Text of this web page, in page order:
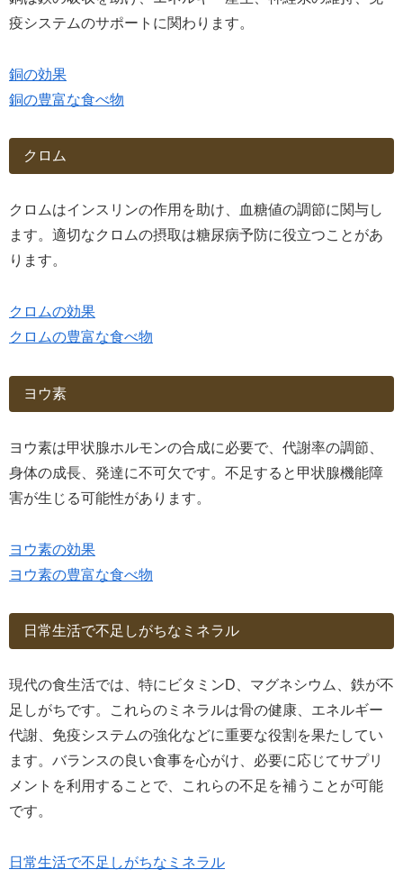
疫システムのサポートに関わります。
銅の効果
銅の豊富な食べ物
クロム
クロムはインスリンの作用を助け、血糖値の調節に関与し
ます。適切なクロムの摂取は糖尿病予防に役立つことがあ
ります。
クロムの効果
クロムの豊富な食べ物
ヨウ素
ヨウ素は甲状腺ホルモンの合成に必要で、代謝率の調節、
身体の成長、発達に不可欠です。不足すると甲状腺機能障
害が生じる可能性があります。
ヨウ素の効果
ヨウ素の豊富な食べ物
日常生活で不足しがちなミネラル
現代の食生活では、特にビタミンD、マグネシウム、鉄が不
足しがちです。これらのミネラルは骨の健康、エネルギー
代謝、免疫システムの強化などに重要な役割を果たしてい
ます。バランスの良い食事を心がけ、必要に応じてサプリ
メントを利用することで、これらの不足を補うことが可能
です。
日常生活で不足しがちなミネラル